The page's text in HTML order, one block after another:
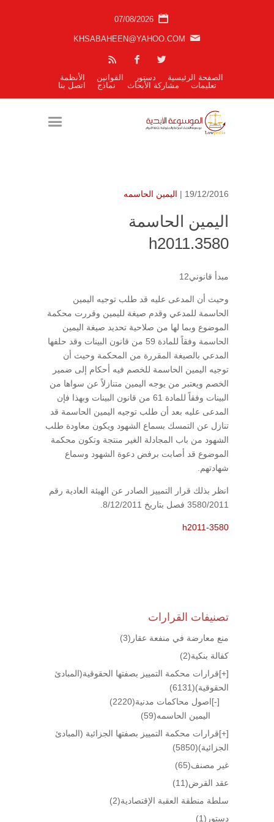
07/08/2026
KHSABAHEEN@YAHOO.COM
الصفحة الرئيسية دستور القوانين
الأنظمة
تعليمات
مشاركة الأبحاث نماذج اتصل بنا
19/12/2016 | اليمين الحاسمه
اليمين الحاسمة
h2011.3580
مبدأ قانوني12
وحيث أن المدعى عليه قد طلب توجيه اليمين
الحاسمة للمدعي وقدم صيغة لليمين وقررت محكمة
الموضوع وبما لها من صلاحية تحديد صيغة اليمين
الحاسمة وفقاً للمادة 59 من قانون البينات وقد حلفها
المدعي بالصيغة المقررة من المحكمة وحيث أن
توجيه اليمين الحاسمة للخصم فيه أحكام إلى ضمير
الخصم ويعتبر من يوجه اليمين متنازلاً عن سواها من
البينات وفقاً للمادة 61 من قانون البينات وبهذا فإن
المدعى عليه بعد أن طلب توجيه اليمين الحاسمة قد
تنازل عن التمسك بسماع الشهود ويكون معاودة طلب
الشهود من باب المجادلة الغير منتجة وتكون محكمة
الموضوع قد أصابت برفض دعوة الشهود وسماع
شهادتهم.
انظر بذلك قرار التمييز الصادر عن الهيئة العادية رقم
3580/2011 فصل بتاريخ 8/12/2011.
h2011-3580
تصنيفات القرارات
منع معارضة في منفعة عقار (3)
كفالة بنكية(2)
[+]قرارات محكمة التمييز بصفتها الحقوقية(المبادئ
الحقوقية)(6131)
[-]اصول محاكمات مدنية(2220)
اليمين الحاسمه(59)
[+]قرارات محكمة التمييز بصفتها الجزائية (المبادئ
الجزائية)(5850)
غير مصنف(65)
عقد القرض(11)
سلطة منطقة العقبة الإقتصادية(2)
دستور (1)